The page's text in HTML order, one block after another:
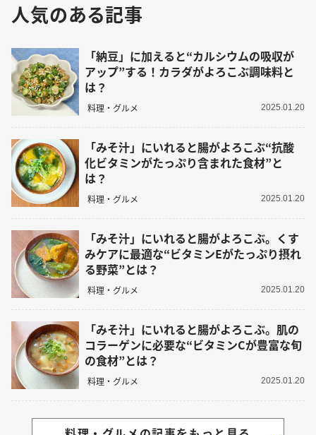
人気のある記事
「納豆」に加えると“カルシウムの吸収が
アップ”する！カラダがよろこぶ調味料と
は？
料理・グルメ 2025.01.20
「みそ汁」にいれると腸がよろこぶ“抗酸
化ビタミンがたっぷり含まれた食材”と
は？
料理・グルメ 2025.01.20
「みそ汁」にいれると腸がよろこぶ。くす
みケアに最適な“ビタミンEがたっぷり摂れ
る野菜”とは？
料理・グルメ 2025.01.20
「みそ汁」にいれると腸がよろこぶ。肌の
コラーゲンに必要な“ビタミンCが豊富な旬
の食材”とは？
料理・グルメ 2025.01.20